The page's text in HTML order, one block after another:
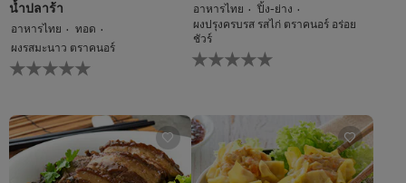
น้ำปลาร้า
อาหารไทย
ทอด
ผงรสมะนาว ตราคนอร์
ไม่มี
การ
สำหรับ
recipe
นี้
อาหารไทย
ปิ้ง-ย่าง
ผงปรุงครบรส รสไก่ ตราคนอร์ อร่อย
ชัวร์
ไม่มี
การ
สำหรับ
recipe
นี้